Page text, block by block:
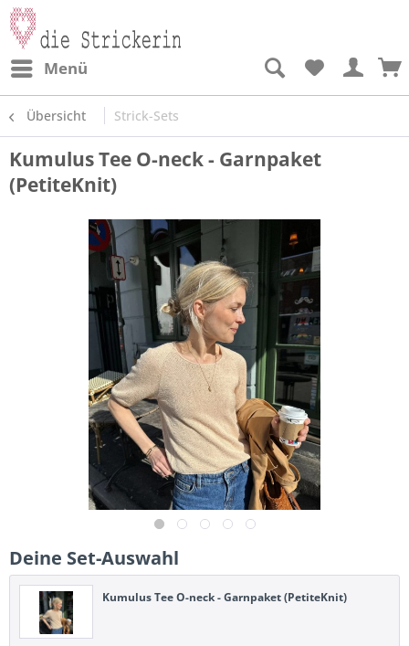
Menü
Übersicht Strick-Sets
Kumulus Tee O-neck - Garnpaket
(PetiteKnit)
Deine Set-Auswahl
Kumulus Tee O-neck - Garnpaket (PetiteKnit)